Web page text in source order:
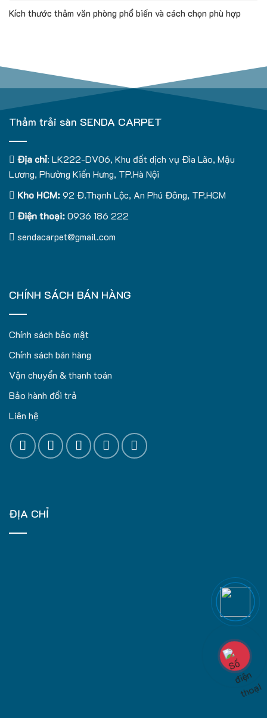
Kích thước thảm văn phòng phổ biến và cách chọn phù hợp
Thảm trải sàn SENDA CARPET
Địa chỉ: LK222-DV06, Khu đất dịch vụ Đìa Lão, Mậu
Lương, Phường Kiến Hưng, TP.Hà Nội
Kho HCM:92 Đ.Thạnh Lộc, An Phú Đông, TP.HCM
Điện thoại:0936 186 222
sendacarpet@gmail.com
CHÍNH SÁCH BÁN HÀNG
Chính sách bảo mật
Chính sách bán hàng
Vận chuyển & thanh toán
Bảo hành đổi trả
Liên hệ
ĐỊA CHỈ